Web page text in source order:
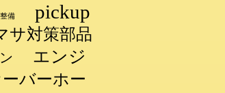
備 pickup
サ対策部品
エンジ
バーホー